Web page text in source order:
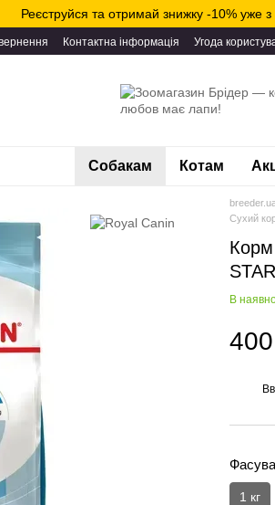
Реєструйся та отримай знижку -10% уже
Контактна інформація Угода
Собакам Котам
Сухий
Корм
В
1 кг